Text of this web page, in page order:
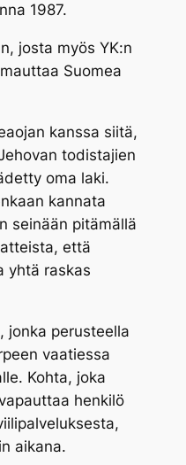
1987.
josta myös YK:n
Suomea
kanssa siitä,
todistajien
oma laki.
kannata
seinään pitämällä
että
yhtä raskas
jonka perusteella
vaatiessa
Kohta, joka
henkilö
aikana.